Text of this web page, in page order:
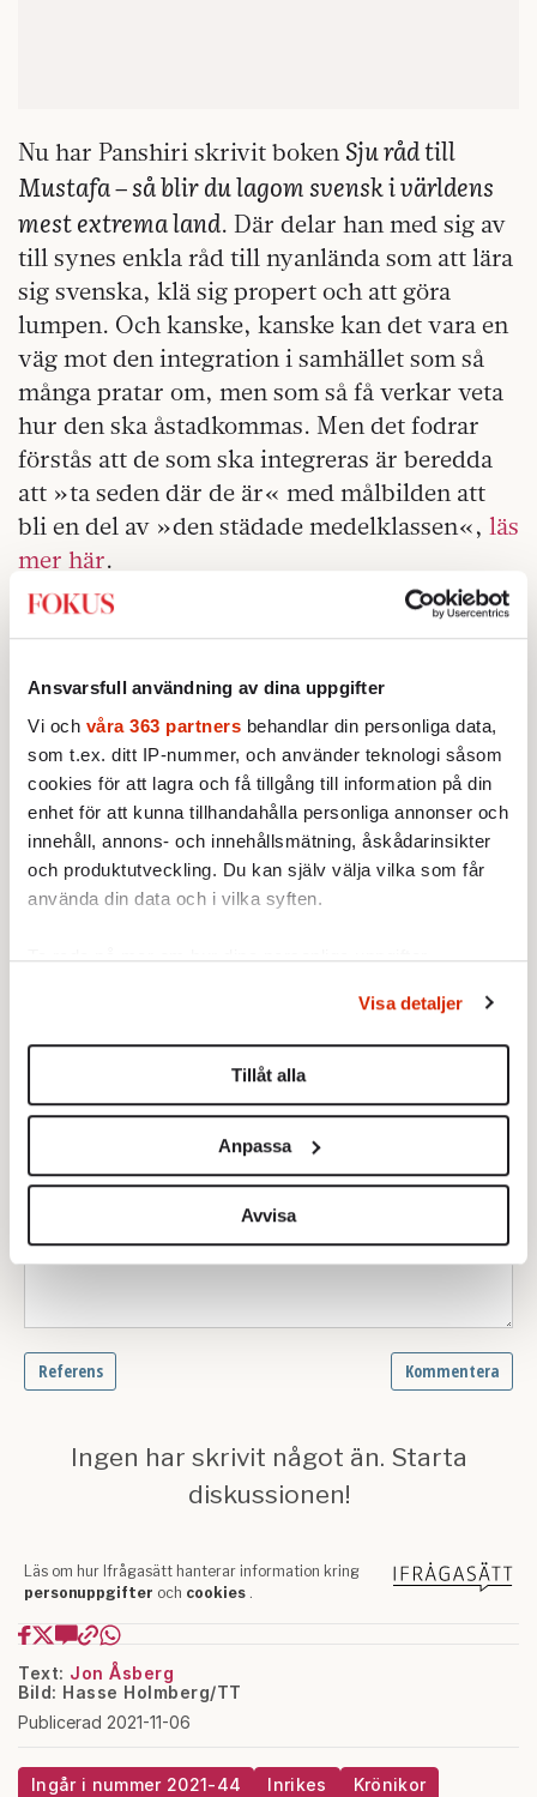
Ansvarsfull användning av dina uppgifter
Vi och våra 363 partners behandlar din personliga data,
som t.ex. ditt IP-nummer, och använder teknologi såsom
cookies för att lagra och få tillgång till information på din
enhet för att kunna tillhandahålla personliga annonser och
innehåll, annons- och innehållsmätning, åskådarinsikter
och produktutveckling. Du kan själv välja vilka som får
använda din data och i vilka syften.
Ta reda på mer om hur dina personliga uppgifter
Du kan ändra eller dra tillbaka ditt samtycke när som
helst från cookie-förklaringen.
Vi använder enhetsidentifierare för att anpassa innehållet
för sociala medier och analysera vår trafik. Vi
vidarebefordrar även sådana identifierare och annan
information från din enhet till de sociala medier och
annons- och analysföretag som vi samarbetar med.
samlat in när du har använt deras tjänster.
Om du vill läsa mer om hur vi hanterar personuppgifter
kan du göra det
Visa detaljer
Tillåt alla
Anpassa
Avvisa
Nu har Panshiri skrivit bokenSju råd till
Mustafa – så blir du lagom svensk i världens
mest extrema land. Där delar han med sig av
till synes enkla råd till nyanlända som att lära
sig svenska, klä sig propert och att göra
lumpen. Och kanske, kanske kan det vara en
väg mot den integration i samhället som så
många pratar om, men som så få verkar veta
hur den ska åstadkommas. Men det fodrar
förstås att de som ska integreras är beredda
att »ta seden där de är« med målbilden att
bli en del av »den städade medelklassen«, läs
mer här.
I DENNA ARTIKEL
en helt annan del av
migrationspolitiken. Nämligen vad som
händer de i snitt 15 000 nyanlända per år som
inte ska integreras, utan som får avslag på sin
asylansökan och därmed ska återvända. Det
visar sig att den processen inte fungerar utan
»behandlas som en lågstatussyssla hos de
myndigheter som ansvarar för frågorna«,
enligt en färsk rapport. Men om varken
integration, segregation eller återvändande
Text: Jon Åsberg
Bild: Hasse Holmberg/TT
Publicerad 2021-11-06
Ingår i nummer 2021-44 Inrikes
Krönikor